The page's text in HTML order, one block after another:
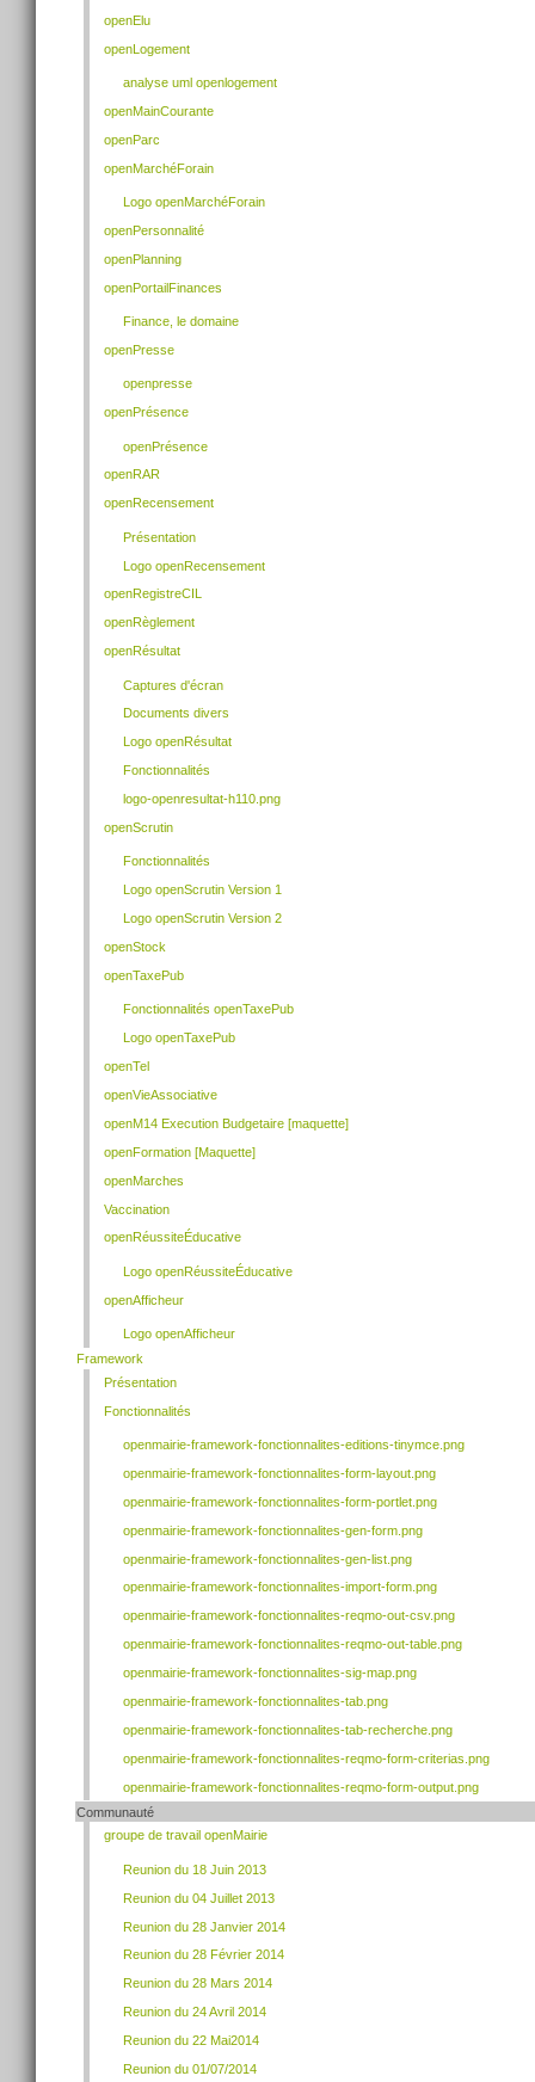
openElu
openLogement
analyse uml openlogement
openMainCourante
openParc
openMarchéForain
Logo openMarchéForain
openPersonnalité
openPlanning
openPortailFinances
Finance, le domaine
openPresse
openpresse
openPrésence
openPrésence
openRAR
openRecensement
Présentation
Logo openRecensement
openRegistreCIL
openRèglement
openRésultat
Captures d'écran
Documents divers
Logo openRésultat
Fonctionnalités
logo-openresultat-h110.png
openScrutin
Fonctionnalités
Logo openScrutin Version 1
Logo openScrutin Version 2
openStock
openTaxePub
Fonctionnalités openTaxePub
Logo openTaxePub
openTel
openVieAssociative
openM14 Execution Budgetaire [maquette]
openFormation [Maquette]
openMarches
Vaccination
openRéussiteÉducative
Logo openRéussiteÉducative
openAfficheur
Logo openAfficheur
Framework
Présentation
Fonctionnalités
openmairie-framework-fonctionnalites-editions-tinymce.png
openmairie-framework-fonctionnalites-form-layout.png
openmairie-framework-fonctionnalites-form-portlet.png
openmairie-framework-fonctionnalites-gen-form.png
openmairie-framework-fonctionnalites-gen-list.png
openmairie-framework-fonctionnalites-import-form.png
openmairie-framework-fonctionnalites-reqmo-out-csv.png
openmairie-framework-fonctionnalites-reqmo-out-table.png
openmairie-framework-fonctionnalites-sig-map.png
openmairie-framework-fonctionnalites-tab.png
openmairie-framework-fonctionnalites-tab-recherche.png
openmairie-framework-fonctionnalites-reqmo-form-criterias.png
openmairie-framework-fonctionnalites-reqmo-form-output.png
Communauté
groupe de travail openMairie
Reunion du 18 Juin 2013
Reunion du 04 Juillet 2013
Reunion du 28 Janvier 2014
Reunion du 28 Février 2014
Reunion du 28 Mars 2014
Reunion du 24 Avril 2014
Reunion du 22 Mai2014
Reunion du 01/07/2014